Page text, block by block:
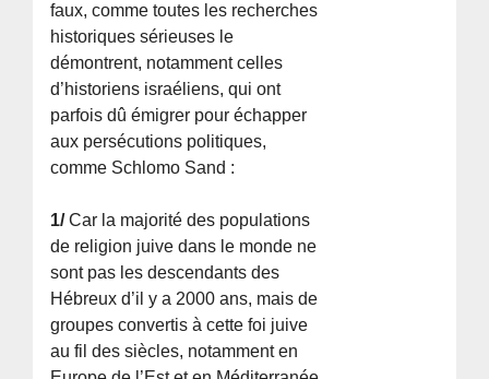
faux, comme toutes les recherches
historiques sérieuses le
démontrent, notamment celles
d’historiens israéliens, qui ont
parfois dû émigrer pour échapper
aux persécutions politiques,
comme Schlomo Sand :
1/Car la majorité des populations
de religion juive dans le monde ne
sont pas les descendants des
Hébreux d’il y a 2000 ans, mais de
groupes convertis à cette foi juive
au fil des siècles, notamment en